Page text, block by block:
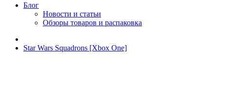
Блог
Новости и статьи
Обзоры товаров и распаковка
Star Wars Squadrons [Xbox One]